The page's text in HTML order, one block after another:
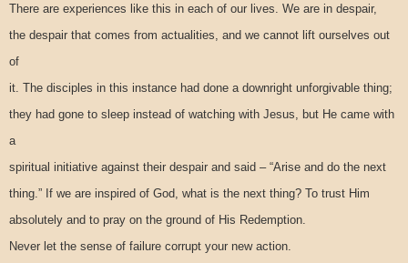
There are experiences like this in each of our lives. We are in despair,
the despair that comes from actualities, and we cannot lift ourselves out
of
it. The disciples in this instance had done a downright unforgivable thing;
they had gone to sleep instead of watching with Jesus, but He came with
a
spiritual initiative against their despair and said – “Arise and do the next
thing.” If we are inspired of God, what is the next thing? To trust Him
absolutely and to pray on the ground of His Redemption.
Never let the sense of failure corrupt your new action.